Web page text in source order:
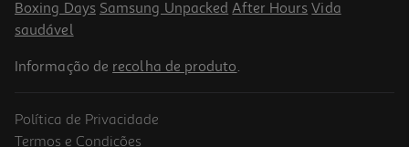
Boxing Days Samsung Unpacked After Hours Vida
saudável
Informação de recolha de produto.
Política de Privacidade
Termos e Condições